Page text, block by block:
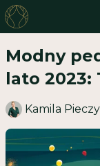
Modny
lato 2023:
Kamila